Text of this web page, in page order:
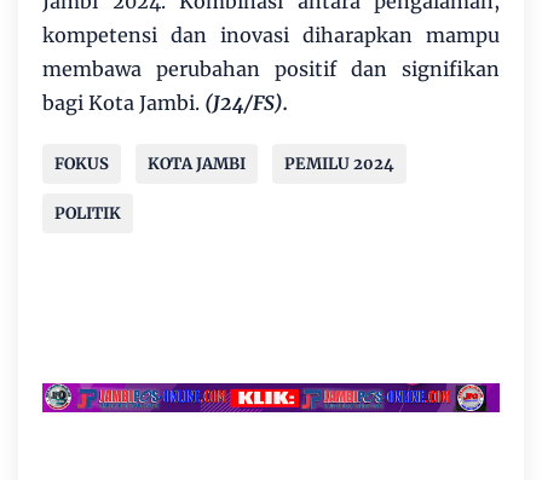
kompetensi dan inovasi diharapkan mampu
membawa perubahan positif dan signifikan
bagi Kota Jambi. (J24/FS).
FOKUS KOTA JAMBI PEMILU 2024
POLITIK